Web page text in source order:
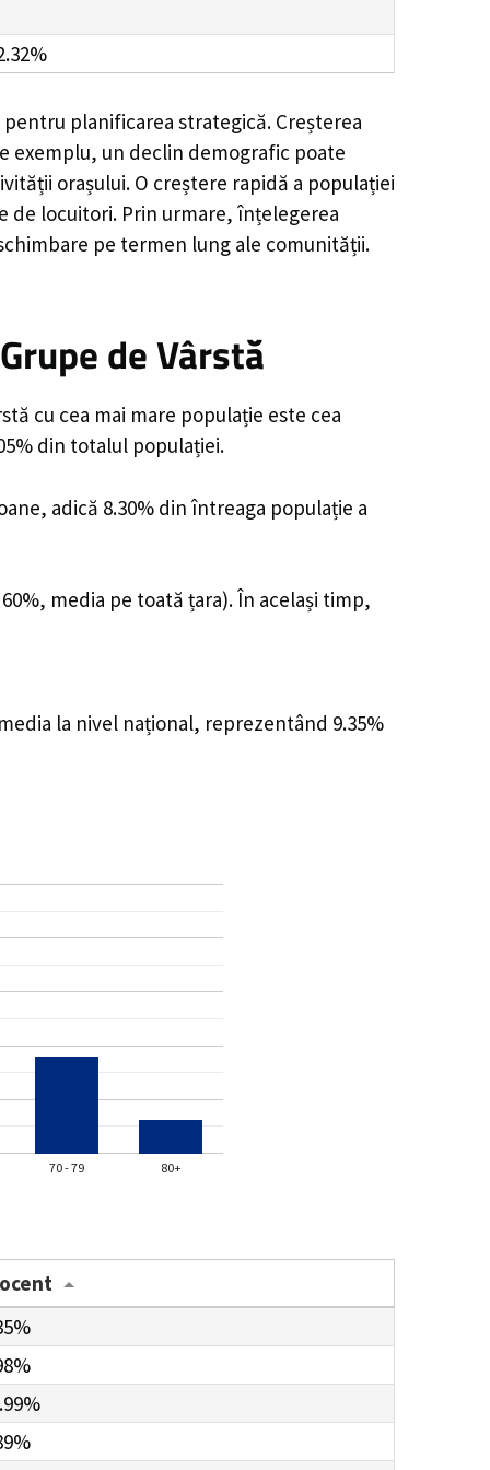
planificarea strategică. Creșterea
exemplu, un declin demografic poate
orașului. O creștere rapidă a populației
de locuitori. Prin urmare, înțelegerea
pe termen lung ale comunității.
de Vârstă
cu cea mai mare populație este cea
din totalul populației.
adică 8.30% din întreaga populație a
media pe toată țara). În același timp,
la nivel național, reprezentând 9.35%
70 - 79 80+